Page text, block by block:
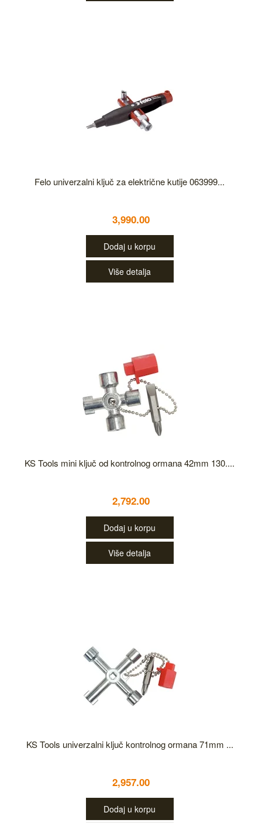
Felo univerzalni ključ za električne kutije 063999...
3,990.00
Dodaj u korpu
Više detalja
KS Tools mini ključ od kontrolnog ormana 42mm 130....
2,792.00
Dodaj u korpu
Više detalja
KS Tools univerzalni ključ kontrolnog ormana 71mm ...
2,957.00
Dodaj u korpu